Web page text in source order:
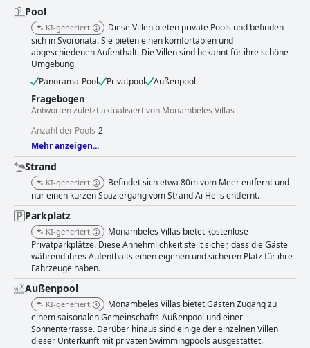
ideal für alle, die das Strandleben lieben. Der Pool wird gut gepflegt, und
es gibt C19-Maßnahmen für Sonnenliegen, die einen sicheren Aufenthalt
gewährleisten. Ein Gast hat sich negativ über die Sauberkeit des Pools
geäußert, was aber eine Ausnahme ist. Die Gastgeber, Elena und ihr
Mann, sind außergewöhnlich gastfreundlich und nehmen die Gäste auf,
ohne aufdringlich zu sein. Alles in allem ist Monambeles Villas die
perfekte Wahl für Familien, Paare und Freunde, die einen wunderbaren,
reizvollen und großartigen Ort für einen Aufenthalt in Griechenland
suchen.
Pool
KI-generiert
Diese Villen bieten private Pools und befinden
sich in Svoronata. Sie bieten einen komfortablen und
abgeschiedenen Aufenthalt. Die Villen sind bekannt für ihre schöne
Umgebung.
Panorama-Pool
Privatpool Außenpool
Fragebogen
Antworten zuletzt aktualisiert von Monambeles Villas
Anzahl der Pools 2
Mehr anzeigen...
Strand
KI-generiert
Befindet sich etwa 80m vom Meer entfernt und
nur einen kurzen Spaziergang vom Strand Ai Helis entfernt.
Parkplatz
KI-generiert
Monambeles Villas bietet kostenlose
Privatparkplätze. Diese Annehmlichkeit stellt sicher, dass die Gäste
während ihres Aufenthalts einen eigenen und sicheren Platz für ihre
Fahrzeuge haben.
Außenpool
KI-generiert
Monambeles Villas bietet Gästen Zugang zu
einem saisonalen Gemeinschafts-Außenpool und einer
Sonnenterrasse. Darüber hinaus sind einige der einzelnen Villen
dieser Unterkunft mit privaten Swimmingpools ausgestattet.